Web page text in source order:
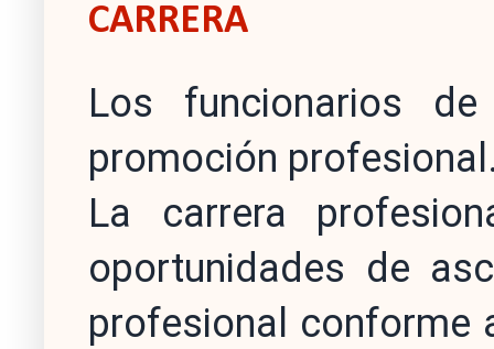
CARRERA
Los funcionarios
promoción
La carrera
oportunidades de
profesional conforme